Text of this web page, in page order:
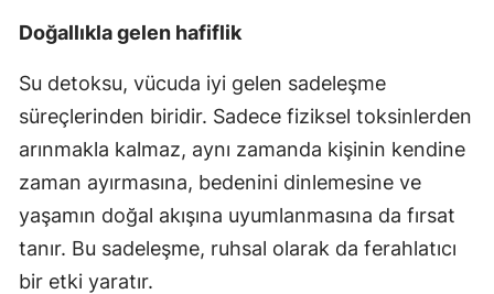
Doğallıkla gelen hafiflik
Su detoksu, vücuda iyi gelen sadeleşme
süreçlerinden biridir. Sadece fiziksel toksinlerden
arınmakla kalmaz, aynı zamanda kişinin kendine
zaman ayırmasına, bedenini dinlemesine ve
yaşamın doğal akışına uyumlanmasına da fırsat
tanır. Bu sadeleşme, ruhsal olarak da ferahlatıcı
bir etki yaratır.